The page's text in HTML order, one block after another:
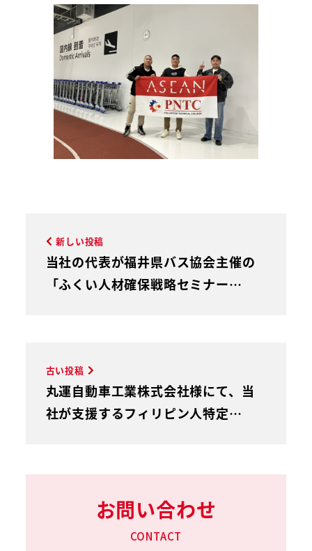
古い投稿
丸運自動車工業株式会社様にて、当
社が支援するフィリピン人特定…
新しい投稿
当社の代表が福井県バス協会主催の
「ふくい人材確保戦略セミナー…
お問い合わせ
CONTACT